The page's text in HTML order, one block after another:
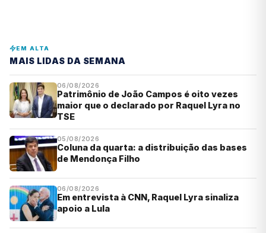
EM ALTA
MAIS LIDAS DA SEMANA
06/08/2026
Patrimônio de João Campos é oito vezes
maior que o declarado por Raquel Lyra no
TSE
05/08/2026
Coluna da quarta: a distribuição das bases
de Mendonça Filho
06/08/2026
Em entrevista à CNN, Raquel Lyra sinaliza
apoio a Lula